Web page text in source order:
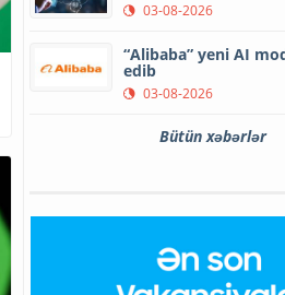
03-08-2026
“Alibaba” yeni AI
edib
03-08-2026
Bütün xəbərlər